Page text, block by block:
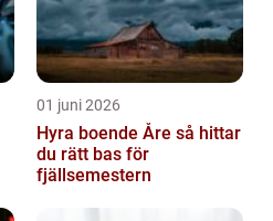
01 juni 2026
Hyra boende Åre så hittar
du rätt bas för
fjällsemestern